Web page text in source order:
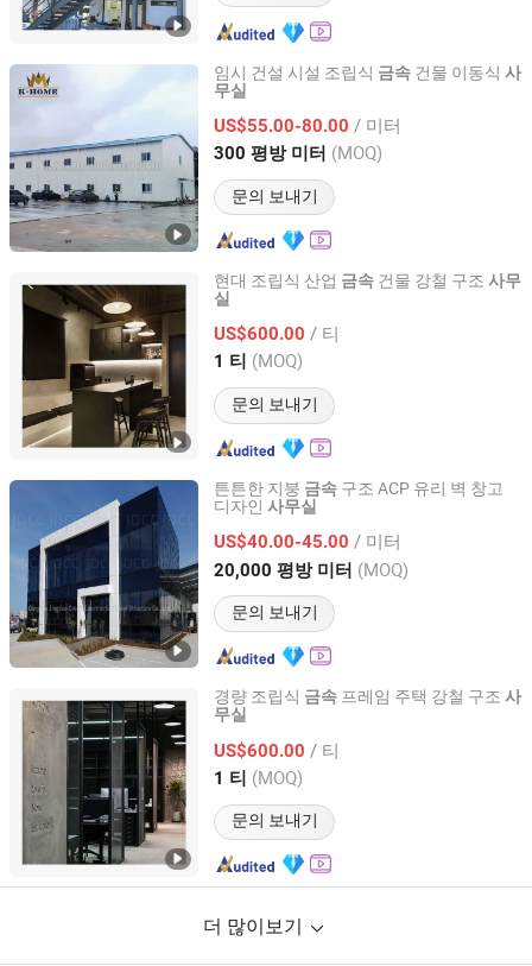
임시 건설 시설 조립식 금속 건물 이동식 사
무실
US$55.00-80.00 / 미터
300 평방 미터 (MOQ)
문의 보내기
Henan K-Home Steel Structure Co., Ltd.
Henan, China 이후 2015
현대 조립식 산업 금속 건물 강철 구조 사무
실
US$600.00 / 티
1 티 (MOQ)
문의 보내기
China CT Steel structure Co.,Ltd
Shandong, China 이후 2024
튼튼한 지붕 금속 구조 ACP 유리 벽 창고
디자인 사무실
US$40.00-45.00 / 미터
20,000 평방 미터 (MOQ)
문의 보내기
Qingdao Jingdao Credit Construction Steel Structure Co.,
Ltd.
Shandong, China 이후 2012
경량 조립식 금속 프레임 주택 강철 구조 사
무실
US$600.00 / 티
1 티 (MOQ)
문의 보내기
China CT Steel structure Co.,Ltd
Shandong, China 이후 2024
더 많이보기